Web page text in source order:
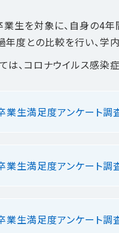
生を対象に、自身の4
年度との比較を行い、学
、コロナウイルス感染
業生満足度アンケート調
業生満足度アンケート調
業生満足度アンケート調